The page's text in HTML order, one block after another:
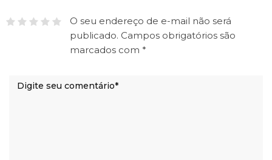
O seu endereço de e-mail não será
publicado. Campos obrigatórios são
marcados com *